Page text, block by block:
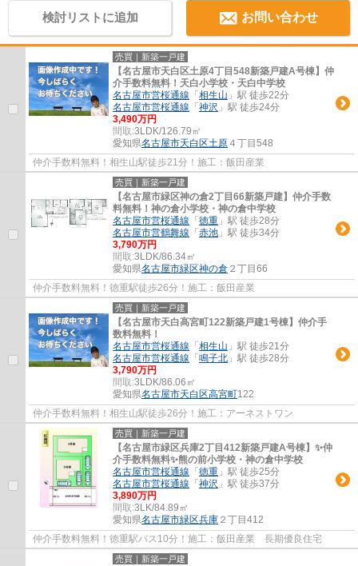
検討リストに追加 お問い合わせ
売買｜新築一戸建
【名古屋市天白区土原4丁目548新築戸建A号棟】仲
介手数料無料！天白小学校・天白中学校
名古屋市営桜通線 「 相生山 」駅 徒歩22分
名古屋市営桜通線 「 神沢 」駅 徒歩24分
3,490万円
間取:3LDK/126.79㎡
愛知県名古屋市天白区土原 ４丁目548
仲介手数料無料！相生山駅徒歩21分！施工：飯田産業
売買｜新築一戸建
【名古屋市緑区神の倉2丁目66新築戸建】仲介手数
料無料！神の倉小学校・神の倉中学校
名古屋市営桜通線 「 徳重 」駅 徒歩28分
名古屋市営鶴舞線 「 赤池 」駅 徒歩34分
3,790万円
間取:3LDK/86.34㎡
愛知県名古屋市緑区神の倉 ２丁目66
仲介手数料無料！徳重駅徒歩26分！施工：飯田産業
売買｜新築一戸建
【名古屋市天白高宮町122新築戸建1号棟】仲介手
数料無料！
名古屋市営桜通線 「 相生山 」駅 徒歩21分
名古屋市営桜通線 「 鳴子北 」駅 徒歩28分
3,790万円
間取:3LDK/86.06㎡
愛知県名古屋市天白区高宮町122
仲介手数料無料！相生山駅徒歩26分！施工：アーネストワン
売買｜新築一戸建
【名古屋市緑区兵庫2丁目412新築戸建A号棟】✨️仲
介手数料無料✨️熊の前小学校・神の倉中学校
名古屋市営桜通線 「 徳重 」駅 徒歩25分
名古屋市営桜通線 「 神沢 」駅 徒歩37分
3,890万円
間取:3LK/84.89㎡
愛知県名古屋市緑区兵庫 ２丁目412
仲介手数料無料！徳重駅バス10分！施工：飯田産業 長期優良住宅
売買｜新築一戸建